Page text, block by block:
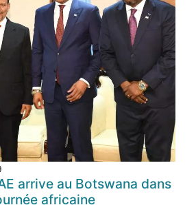
arrive au Botswana dans
africaine